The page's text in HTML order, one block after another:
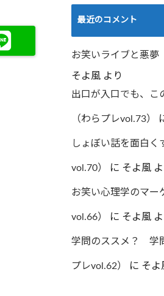
最近のコメント
お笑いライブと悪夢
そよ風 より
出口が入口でも、こ
（わらプレvol.73）
しょぼい話を面白く
vol.70） に そよ風
お笑い心理学のマー
vol.66） に そよ風
学問のススメ？ 学
プレvol.62） に そよ